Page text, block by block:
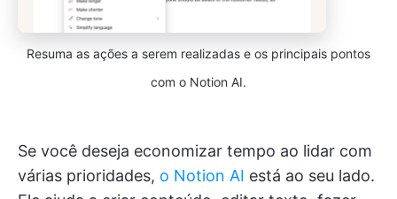
Resuma as ações a serem realizadas e os principais pontos
com o Notion AI.
Se você deseja economizar tempo ao lidar com
várias prioridades, o Notion AI está ao seu lado.